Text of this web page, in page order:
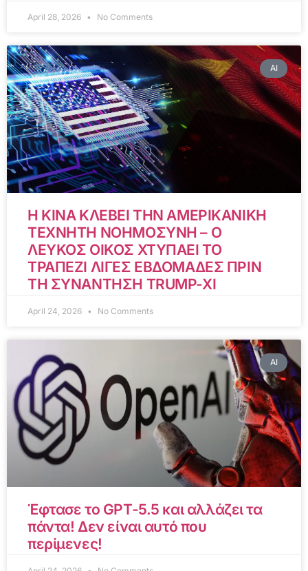
April 28, 2026 No Comments
AI
Η ΚΙΝΑ ΚΛΕΒΕΙ ΤΗΝ ΑΜΕΡΙΚΑΝΙΚΗ
ΤΕΧΝΗΤΗ ΝΟΗΜΟΣΥΝΗ – Ο
ΛΕΥΚΟΣ ΟΙΚΟΣ ΧΤΥΠΑΕΙ ΤΟ
ΤΡΑΠΕΖΙ ΛΙΓΕΣ ΕΒΔΟΜΑΔΕΣ ΠΡΙΝ
ΤΗ ΣΥΝΑΝΤΗΣΗ TRUMP-XI
April 24, 2026 No Comments
AI
Έφτασε το GPT-5.5 και αλλάζει τα
πάντα! Δεν είναι αυτό που
περίμενες!